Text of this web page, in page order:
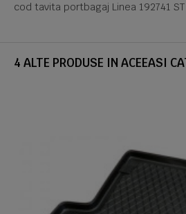
cod tavita portbagaj Linea 192741
4 ALTE PRODUSE IN ACEEASI